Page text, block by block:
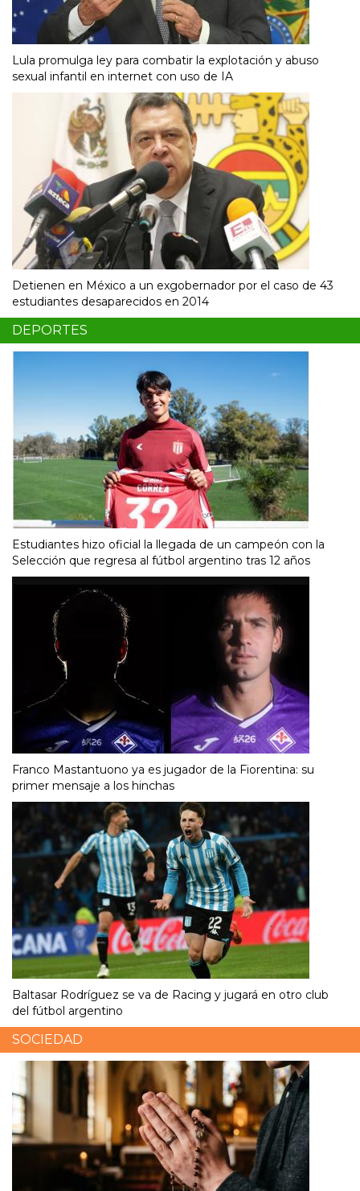
Lula promulga ley para combatir la explotación y abuso
sexual infantil en internet con uso de IA
Detienen en México a un exgobernador por el caso de 43
estudiantes desaparecidos en 2014
DEPORTES
Estudiantes hizo oficial la llegada de un campeón con la
Selección que regresa al fútbol argentino tras 12 años
Franco Mastantuono ya es jugador de la Fiorentina: su
primer mensaje a los hinchas
Baltasar Rodríguez se va de Racing y jugará en otro club
del fútbol argentino
SOCIEDAD